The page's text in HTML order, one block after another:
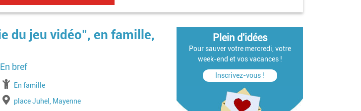
du jeu vidéo", en famille,
À partir de
En famille
Lieu
place Juhel, Mayenne
Plein d'idées
Pour sauver votre mercredi, votre
week-end et vos vacances !
Inscrivez-vous !